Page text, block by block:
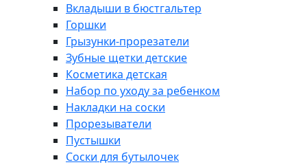
Вкладыши в бюстгальтер
Горшки
Грызунки-прорезатели
Зубные щетки детские
Косметика детская
Набор по уходу за ребенком
Накладки на соски
Прорезыватели
Пустышки
Соски для бутылочек